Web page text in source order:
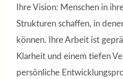
Ihre Vision: Menschen in
Strukturen schaffen, in
können. Ihre Arbeit ist
Klarheit und einem tiefen
persönliche